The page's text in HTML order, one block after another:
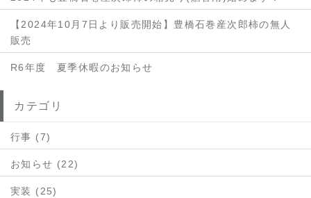
【2024年10月7日より販売開始】豊橋石巻産次郎柿の無人
販売
R6年度 夏季休暇のお知らせ
カテゴリ
行事 (7)
お知らせ (22)
実装 (25)